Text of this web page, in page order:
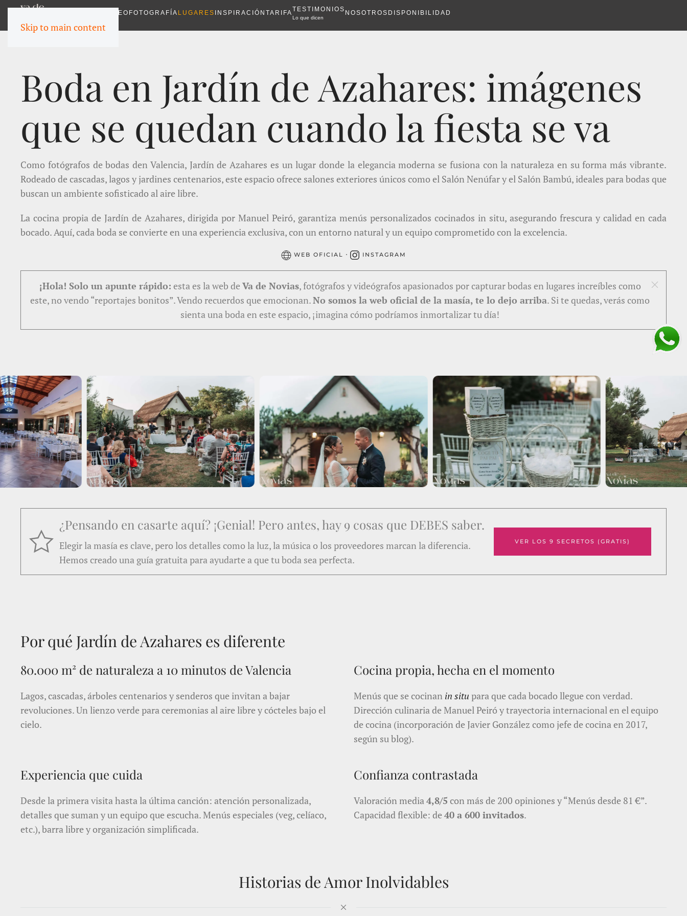
Skip to main content
VIDEO FOTOGRAFÍA LUGARES INSPIRACIÓN TARIFA
TESTIMONIOS
Lo que dicen
NOSOTROS DISPONIBILIDAD
Boda en Jardín de Azahares: imágenes
que se quedan cuando la fiesta se va
Como fotógrafos de bodas den Valencia, Jardín de Azahares es un lugar donde la elegancia moderna se fusiona con la naturaleza en su forma más vibrante.
Rodeado de cascadas, lagos y jardines centenarios, este espacio ofrece salones exteriores únicos como el Salón Nenúfar y el Salón Bambú, ideales para bodas que
buscan un ambiente sofisticado al aire libre.
La cocina propia de Jardín de Azahares, dirigida por Manuel Peiró, garantiza menús personalizados cocinados in situ, asegurando frescura y calidad en cada
bocado. Aquí, cada boda se convierte en una experiencia exclusiva, con un entorno natural y un equipo comprometido con la excelencia.
WEB OFICIAL · INSTAGRAM
¡Hola! Solo un apunte rápido: esta es la web de Va de Novias, fotógrafos y videógrafos apasionados por capturar bodas en lugares increíbles como
este, no vendo “reportajes bonitos”. Vendo recuerdos que emocionan.No somos la web oficial de la masía, te lo dejo arriba. Si te quedas, verás como
sienta una boda en este espacio, ¡imagina cómo podríamos inmortalizar tu día!
¿Pensando en casarte aquí? ¡Genial! Pero antes, hay 9 cosas que DEBES saber.
Elegir la masía es clave, pero los detalles como la luz, la música o los proveedores marcan la diferencia.
Hemos creado una guía gratuita para ayudarte a que tu boda sea perfecta.
VER LOS 9 SECRETOS (GRATIS)
Por qué Jardín de Azahares es diferente
80.000 m² de naturaleza a 10 minutos de Valencia
Lagos, cascadas, árboles centenarios y senderos que invitan a bajar
revoluciones. Un lienzo verde para ceremonias al aire libre y cócteles bajo el
cielo.
Cocina propia, hecha en el momento
Menús que se cocinan in situ para que cada bocado llegue con verdad.
Dirección culinaria de Manuel Peiró y trayectoria internacional en el equipo
de cocina (incorporación de Javier González como jefe de cocina en 2017,
según su blog).
Experiencia que cuida
Desde la primera visita hasta la última canción: atención personalizada,
detalles que suman y un equipo que escucha. Menús especiales (veg, celíaco,
etc.), barra libre y organización simplificada.
Confianza contrastada
Valoración media 4,8/5 con más de 200 opiniones y “Menús desde 81 €”.
Capacidad flexible: de 40 a 600 invitados.
Historias de Amor Inolvidables